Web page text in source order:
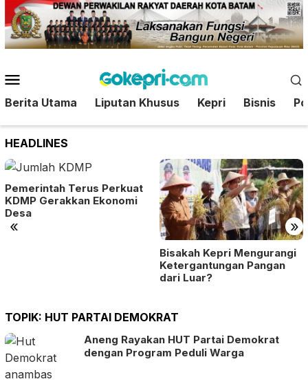
Loncat
ke
konten
Mobile
Berita Utama Liputan Khusus Kepri Bisnis
HEADLINES
« »
Pemerintah Terus Perkuat
KDMP Gerakkan Ekonomi
Desa
Bisakah Kepri Mengurangi
Ketergantungan Pangan
dari Luar?
TOPIK: HUT PARTAI DEMOKRAT
Aneng Rayakan HUT Partai Demokrat
dengan Program Peduli Warga